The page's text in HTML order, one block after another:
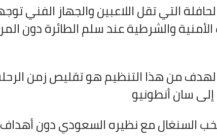
التي تقل اللاعبين والجهاز الفني
والشرطية عند سلم الطائرة دون
الهدف من هذا التنظيم هو تقليص زمن
سان أنطونيو
السنغال مع نظيره السعودي دون